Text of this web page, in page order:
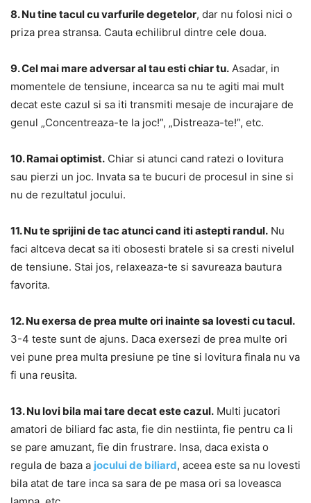
8. Nu tine tacul cu varfurile degetelor, dar nu folosi nici o
priza prea stransa. Cauta echilibrul dintre cele doua.
9. Cel mai mare adversar al tau esti chiar tu. Asadar, in
momentele de tensiune, incearca sa nu te agiti mai mult
decat este cazul si sa iti transmiti mesaje de incurajare de
genul „Concentreaza-te la joc!”, „Distreaza-te!”, etc.
10. Ramai optimist. Chiar si atunci cand ratezi o lovitura
sau pierzi un joc. Invata sa te bucuri de procesul in sine si
nu de rezultatul jocului.
11. Nu te sprijini de tac atunci cand iti astepti randul. Nu
faci altceva decat sa iti obosesti bratele si sa cresti nivelul
de tensiune. Stai jos, relaxeaza-te si savureaza bautura
favorita.
12. Nu exersa de prea multe ori inainte sa lovesti cu tacul.
3-4 teste sunt de ajuns. Daca exersezi de prea multe ori
vei pune prea multa presiune pe tine si lovitura finala nu va
fi una reusita.
13. Nu lovi bila mai tare decat este cazul. Multi jucatori
amatori de biliard fac asta, fie din nestiinta, fie pentru ca li
se pare amuzant, fie din frustrare. Insa, daca exista o
regula de baza a jocului de biliard, aceea este sa nu lovesti
bila atat de tare inca sa sara de pe masa ori sa loveasca